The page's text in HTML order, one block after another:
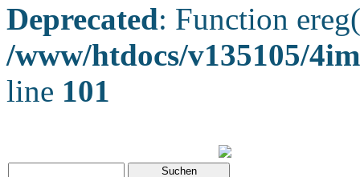
Deprecated: Function
/www/htdocs/v135105/
line 101